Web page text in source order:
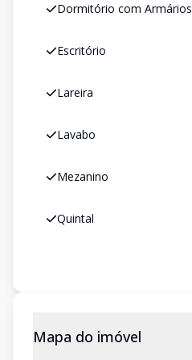
Dormitório com Armários
Escritório
Lareira
Lavabo
Mezanino
Quintal
Mapa do imóvel